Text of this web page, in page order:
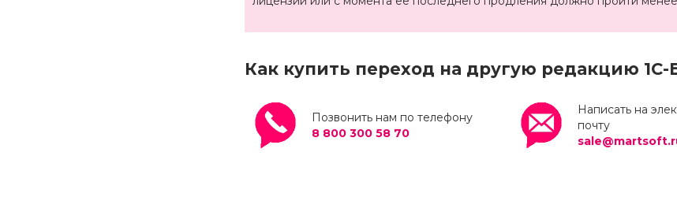
Как купить переход на другую редакцию
Позвонить нам по телефону
8 800 300 58 70
Написать на
почту